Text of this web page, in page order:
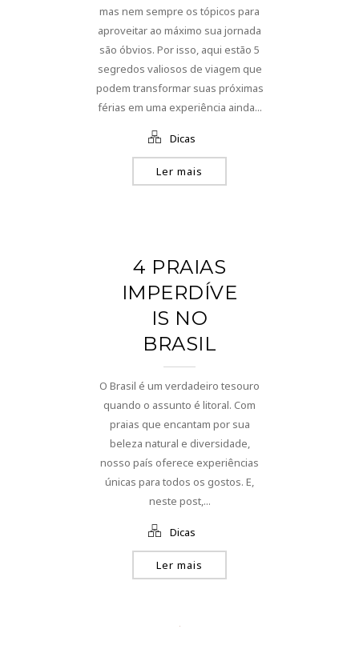
mas nem sempre os tópicos para
aproveitar ao máximo sua jornada
são óbvios. Por isso, aqui estão 5
segredos valiosos de viagem que
podem transformar suas próximas
férias em uma experiência ainda...
Dicas
Ler mais
4 PRAIAS
IMPERDÍVE
IS NO
BRASIL
O Brasil é um verdadeiro tesouro
quando o assunto é litoral. Com
praias que encantam por sua
beleza natural e diversidade,
nosso país oferece experiências
únicas para todos os gostos. E,
neste post,...
Dicas
Ler mais